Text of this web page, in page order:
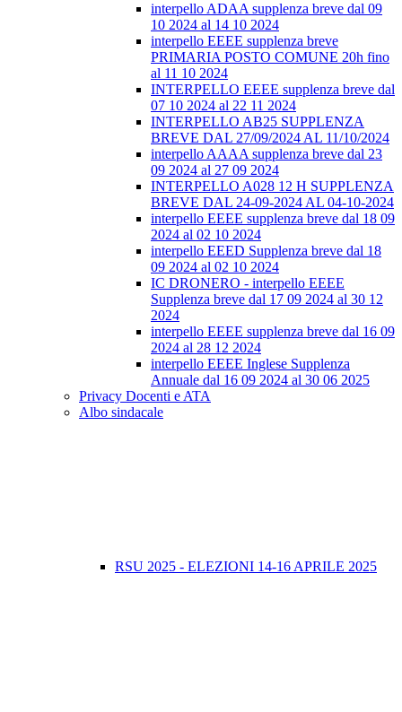
interpello ADAA supplenza breve dal 09
10 2024 al 14 10 2024
interpello EEEE supplenza breve
PRIMARIA POSTO COMUNE 20h fino
al 11 10 2024
INTERPELLO EEEE supplenza breve dal
07 10 2024 al 22 11 2024
INTERPELLO AB25 SUPPLENZA
BREVE DAL 27/09/2024 AL 11/10/2024
interpello AAAA supplenza breve dal 23
09 2024 al 27 09 2024
INTERPELLO A028 12 H SUPPLENZA
BREVE DAL 24-09-2024 AL 04-10-2024
interpello EEEE supplenza breve dal 18 09
2024 al 02 10 2024
interpello EEED Supplenza breve dal 18
09 2024 al 02 10 2024
IC DRONERO - interpello EEEE
Supplenza breve dal 17 09 2024 al 30 12
2024
interpello EEEE supplenza breve dal 16 09
2024 al 28 12 2024
interpello EEEE Inglese Supplenza
Annuale dal 16 09 2024 al 30 06 2025
Privacy Docenti e ATA
Albo sindacale
RSU 2025 - ELEZIONI 14-16 APRILE 2025